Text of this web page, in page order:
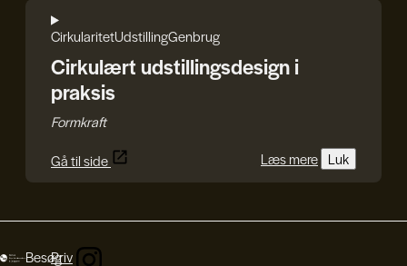
CirkularitetUdstillingGenbrug
Cirkulært udstillingsdesign i
praksis
Formkraft
Gå til side
Læs mere Luk
BesøgPriv